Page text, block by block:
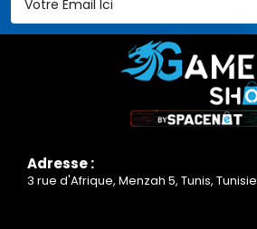
Adresse :
3 rue d'Afrique, Menzah 5, Tunis, Tunisie